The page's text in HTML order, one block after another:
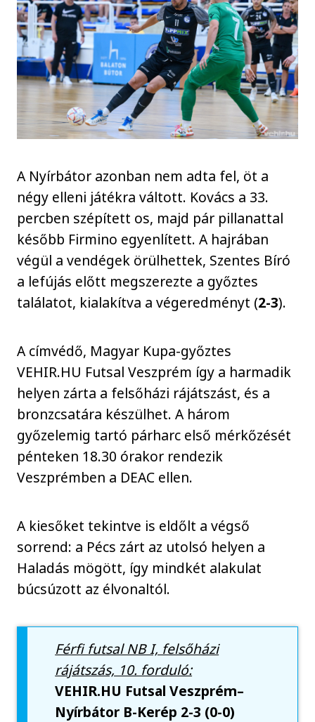
A Nyírbátor azonban nem adta fel, öt a
négy elleni játékra váltott. Kovács a 33.
percben szépített os, majd pár pillanattal
később Firmino egyenlített. A hajrában
végül a vendégek örülhettek, Szentes Bíró
a lefújás előtt megszerezte a győztes
találatot, kialakítva a végeredményt (2-3).
A címvédő, Magyar Kupa-győztes
VEHIR.HU Futsal Veszprém így a harmadik
helyen zárta a felsőházi rájátszást, és a
bronzcsatára készülhet. A három
győzelemig tartó párharc első mérkőzését
pénteken 18.30 órakor rendezik
Veszprémben a DEAC ellen.
A kiesőket tekintve is eldőlt a végső
sorrend: a Pécs zárt az utolsó helyen a
Haladás mögött, így mindkét alakulat
búcsúzott az élvonaltól.
Férfi futsal NB I, felsőházi
rájátszás, 10. forduló:
VEHIR.HU Futsal Veszprém–
Nyírbátor B-Kerép 2-3 (0-0)